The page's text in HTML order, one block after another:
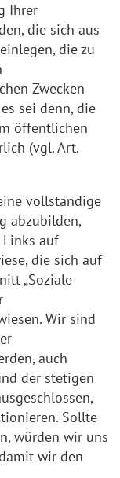
Ihrer
die sich aus
die zu
Zwecken
sei denn, die
öffentlichen
(vgl. Art.
vollständige
abzubilden,
auf
die sich auf
„Soziale
Wir sind
auch
der stetigen
Sollte
würden wir uns
wir den